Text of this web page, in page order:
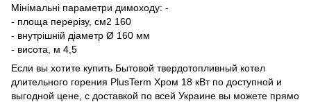
Мінімальні параметри димоходу: -
- площа перерізу, см2 160
- внутрішній діаметр Ø 160 мм
- висота, м 4,5
Если вы хотите купить Бытовой твердотопливный котел
длительного горения PlusTerm Хром 18 кВт по доступной и
выгодной цене, с доставкой по всей Украине вы можете прямо